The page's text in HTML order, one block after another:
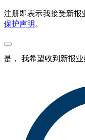
注册即表示我接受新报
保护声明 。
是， 我希望收到新报